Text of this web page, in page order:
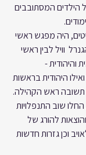
המסתובבים
היה מפגש ראשי
וויל לבין ראשי
והיהודית -
היהודית בראשות
תשובה ראש הקהילה.
שוב התנפלויות
להורג של
וכן גזרות חדשות